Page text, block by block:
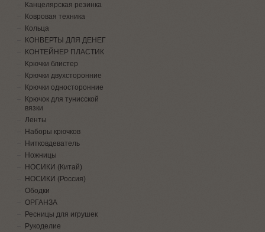
Канцелярская резинка
Ковровая техника
Кольца
КОНВЕРТЫ ДЛЯ ДЕНЕГ
КОНТЕЙНЕР ПЛАСТИК
Крючки блистер
Крючки двухсторонние
Крючки односторонние
Крючок для тунисской
вязки
Ленты
Наборы крючков
Нитковдеватель
Ножницы
НОСИКИ (Китай)
НОСИКИ (Россия)
Ободки
ОРГАНЗА
Ресницы для игрушек
Рукоделие